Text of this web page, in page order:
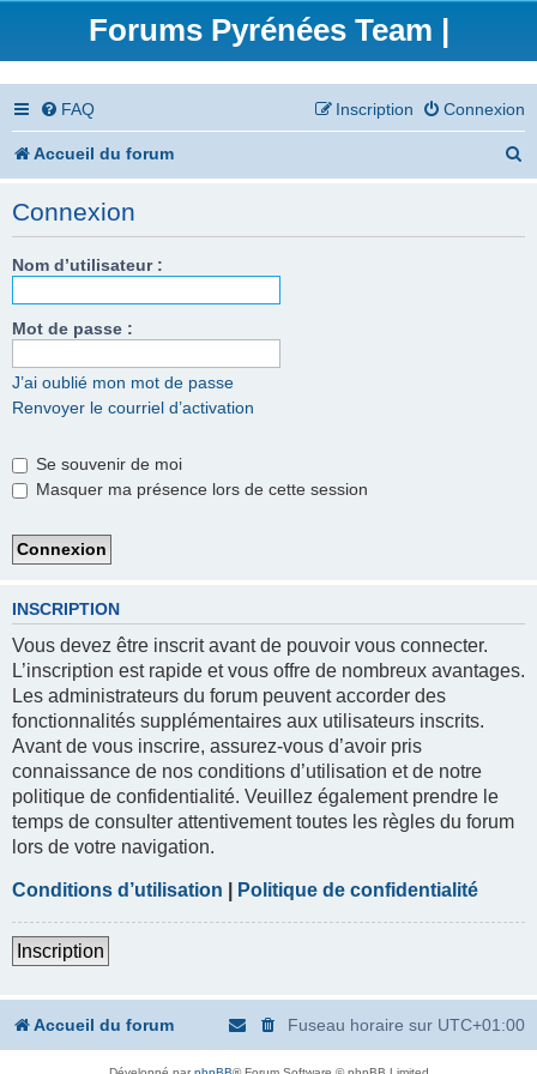
Forums Pyrénées Team |
FAQ Connexion
Inscription
Accueil du forum
Connexion
Nom d’utilisateur :
Mot de passe :
J’ai oublié mon mot de passe
Renvoyer le courriel d’activation
Se souvenir de moi
Masquer ma présence lors de cette session
INSCRIPTION
Vous devez être inscrit avant de pouvoir vous connecter.
L’inscription est rapide et vous offre de nombreux avantages.
Les administrateurs du forum peuvent accorder des
fonctionnalités supplémentaires aux utilisateurs inscrits.
Avant de vous inscrire, assurez-vous d’avoir pris
connaissance de nos conditions d’utilisation et de notre
politique de confidentialité. Veuillez également prendre le
temps de consulter attentivement toutes les règles du forum
lors de votre navigation.
Conditions d’utilisation Politique de confidentialité
Inscription
Accueil du forum Fuseau horaire sur UTC+01:00